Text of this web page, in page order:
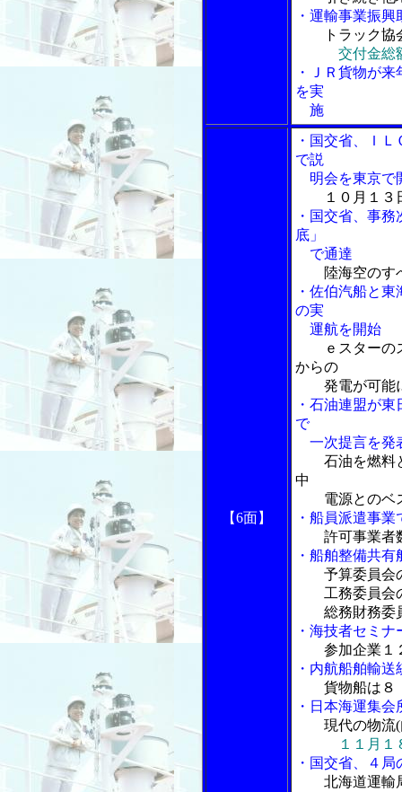
・運輸事業振
トラック
交付金総
・ＪＲ貨物が
を実
施
【6面】
・国交省、Ｉ
で説
明会を東京で
１０月１
・国交省、事
底」
で通達
陸海空のす
・佐伯汽船と
の実
運航を開始
ｅスター
からの
発電が可能
・石油連盟が
で
一次提言を発
石油を燃料
中
電源とのベ
・船員派遣事
許可事業者
・船舶整備共
予算委員会
工務委員会の
総務財務委員
・海技者セミ
参加企業１
・内航船舶輸送
貨物船は８
・日本海運集
現代の物流
１１月
・国交省、４
北海道運輸